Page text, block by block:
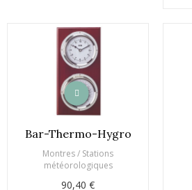
Bar-Thermo-Hygro
Montres / Stations
météorologiques
90,40 €